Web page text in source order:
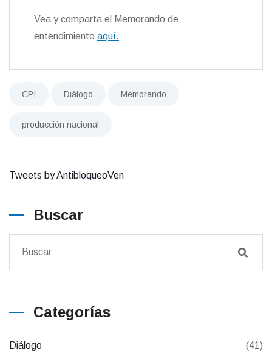
Vea y comparta el Memorando de
entendimiento aquí.
CPI Diálogo Memorando
producción nacional
Tweets by AntibloqueoVen
Buscar
Categorías
Diálogo (41)